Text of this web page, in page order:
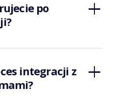
po
integracji z